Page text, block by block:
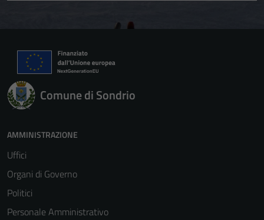
Comune di Sondrio
AMMINISTRAZIONE
Uffici
Organi di Governo
Politici
Personale Amministrativo